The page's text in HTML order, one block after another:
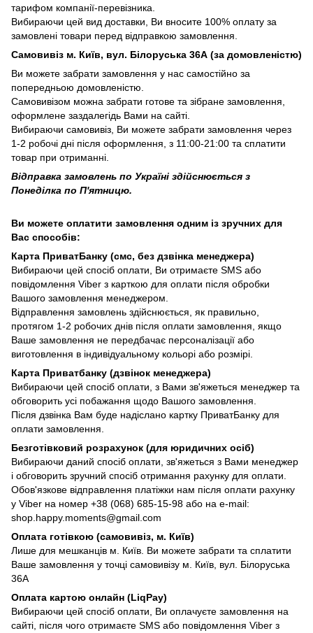
тарифом компанії-перевізника.
Вибираючи цей вид доставки, Ви вносите 100% оплату за
замовлені товари перед відправкою замовлення.
Самовивіз м. Київ, вул. Білоруська 36А (за домовленістю)
Ви можете забрати замовлення у нас самостійно за
попередньою домовленістю.
Самовивізом можна забрати готове та зібране замовлення,
оформлене заздалегідь Вами на сайті.
Вибираючи самовивіз, Ви можете забрати замовлення через
1-2 робочі дні після оформлення, з 11:00-21:00 та сплатити
товар при отриманні.
Відправка замовлень по Україні здійснюється з
Понеділка по П'ятницю.
Ви можете оплатити замовлення одним із зручних для
Вас способів:
Карта ПриватБанку (смс, без дзвінка менеджера)
Вибираючи цей спосіб оплати, Ви отримаєте SMS або
повідомлення Viber з карткою для оплати після обробки
Вашого замовлення менеджером.
Відправлення замовлень здійснюється, як правильно,
протягом 1-2 робочих днів після оплати замовлення, якщо
Ваше замовлення не передбачає персоналізації або
виготовлення в індивідуальному кольорі або розмірі.
Карта Приватбанку (дзвінок менеджера)
Вибираючи цей спосіб оплати, з Вами зв'яжеться менеджер та
обговорить усі побажання щодо Вашого замовлення.
Після дзвінка Вам буде надіслано картку ПриватБанку для
оплати замовлення.
Безготівковий розрахунок (для юридичних осіб)
Вибираючи даний спосіб оплати, зв'яжеться з Вами менеджер
і обговорить зручний спосіб отримання рахунку для оплати.
Обов'язкове відправлення платіжки нам після оплати рахунку
у Viber на номер +38 (068) 685-15-98 або на e-mail:
shop.happy.moments@gmail.com
Оплата готівкою (самовивіз, м. Київ)
Лише для мешканців м. Київ. Ви можете забрати та сплатити
Ваше замовлення у точці самовивізу м. Київ, вул. Білоруська
36А
Оплата картою онлайн (LiqPay)
Вибираючи цей спосіб оплати, Ви оплачуєте замовлення на
сайті, після чого отримаєте SMS або повідомлення Viber з